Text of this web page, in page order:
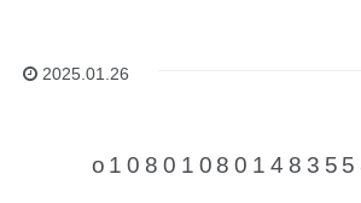
2025.01.26